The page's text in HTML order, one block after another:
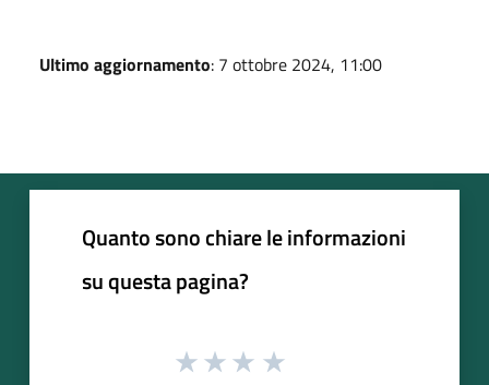
Ultimo aggiornamento: 7 ottobre 2024, 11:00
Quanto sono chiare le informazioni
su questa pagina?